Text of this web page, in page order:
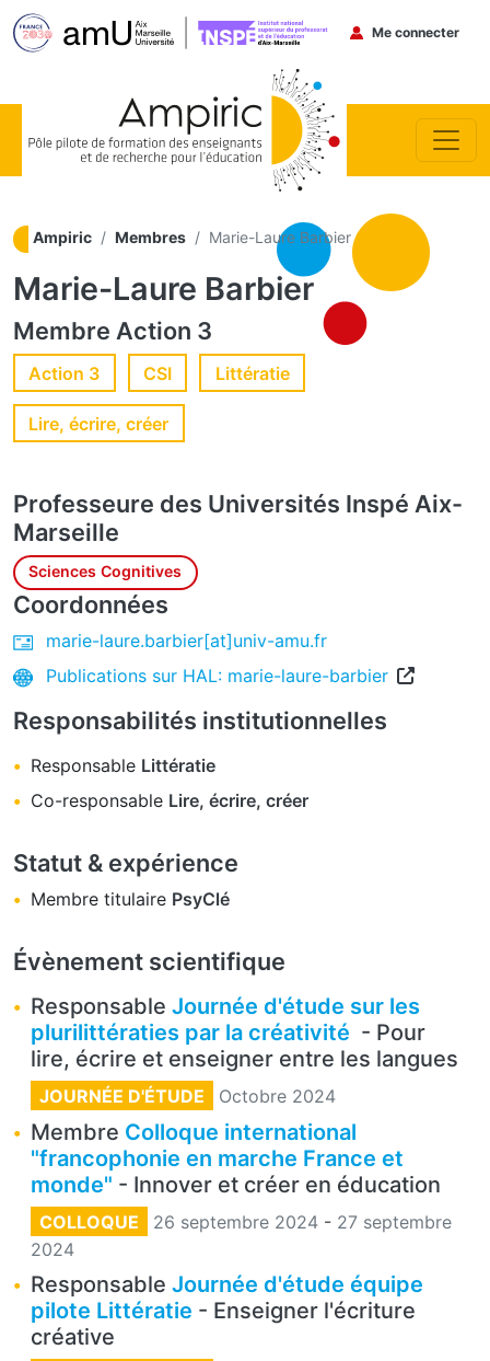
Menu du
Me connecter
Ampiric Membres Marie-Laure Barbier
Marie-Laure Barbier
Membre Action 3
Action 3 CSI Littératie
Lire, écrire, créer
Professeure des Universités Inspé Aix-
Marseille
Sciences Cognitives
Coordonnées
marie-laure.barbier[at]univ-amu.fr
Publications sur HAL: marie-laure-barbier
Responsabilités institutionnelles
Responsable Littératie
Co-responsable Lire, écrire, créer
Statut & expérience
Membre titulaire PsyClé
Évènement scientifique
Responsable Journée d'étude sur les
plurilittératies par la créativité - Pour
lire, écrire et enseigner entre les langues
JOURNÉE D'ÉTUDE Octobre 2024
Membre Colloque international
"francophonie en marche France et
monde" - Innover et créer en éducation
COLLOQUE 26 septembre 2024 - 27 septembre
2024
Responsable Journée d'étude équipe
pilote Littératie - Enseigner l'écriture
créative